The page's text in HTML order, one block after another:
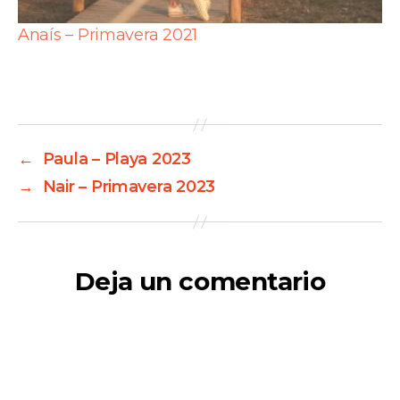
Anaís – Primavera 2021
←
Paula – Playa 2023
→
Nair – Primavera 2023
Deja un comentario